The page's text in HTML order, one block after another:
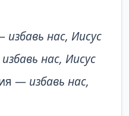
избавь нас, Иисус
избавь нас, Иисус
— избавь нас,